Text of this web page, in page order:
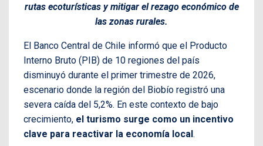
rutas ecoturísticas y mitigar el rezago económico de
las zonas rurales.
El Banco Central de Chile informó que el Producto
Interno Bruto (PIB) de 10 regiones del país
disminuyó durante el primer trimestre de 2026,
escenario donde la región del Biobío registró una
severa caída del 5,2%. En este contexto de bajo
crecimiento, el turismo surge como un incentivo
clave para reactivar la economía local.